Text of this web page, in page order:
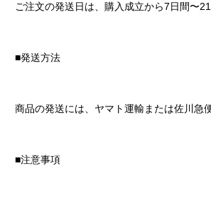
ご注文の発送日は、購入成立から7日間〜21
■発送方法
商品の発送には、ヤマト運輸または佐川急
■注意事項